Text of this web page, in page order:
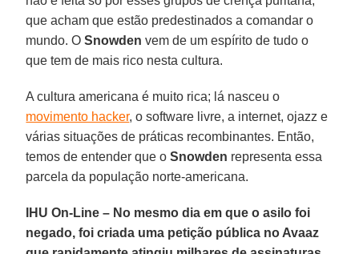
que acham que estão predestinados a comandar o
mundo. OSnowden vem de um espírito de tudo o
que tem de mais rico nesta cultura.
A cultura americana é muito rica; lá nasceu o
movimento hacker, o software livre, a internet, ojazz e
várias situações de práticas recombinantes. Então,
temos de entender que oSnowden representa essa
parcela da população norte-americana.
IHU On-Line – No mesmo dia em que o asilo foi
negado, foi criada uma petição pública no Avaaz